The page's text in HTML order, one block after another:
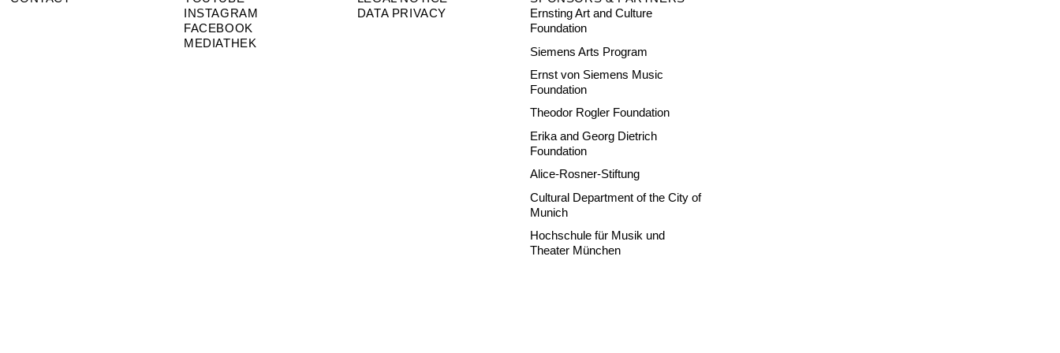
INSTAGRAM
FACEBOOK
MEDIATHEK
DATA PRIVACY
Ernsting Art and Culture
Foundation
Siemens Arts Program
Ernst von Siemens Music
Foundation
Theodor Rogler Foundation
Erika and Georg Dietrich
Foundation
Alice-Rosner-Stiftung
Cultural Department of the City of
Munich
Hochschule für Musik und
Theater München